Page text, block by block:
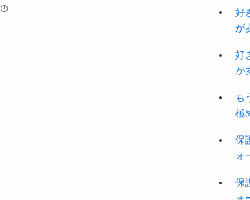
好
が
好
が
も
極
保
ォ
保
ォ